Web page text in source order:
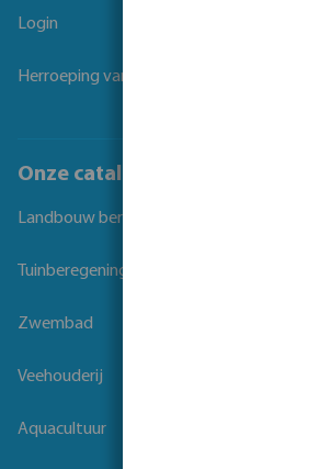
Login
Herroeping van overeenkomst
Onze catalogi
Landbouw beregening
Tuinberegening
Zwembad
Veehouderij
Aquacultuur